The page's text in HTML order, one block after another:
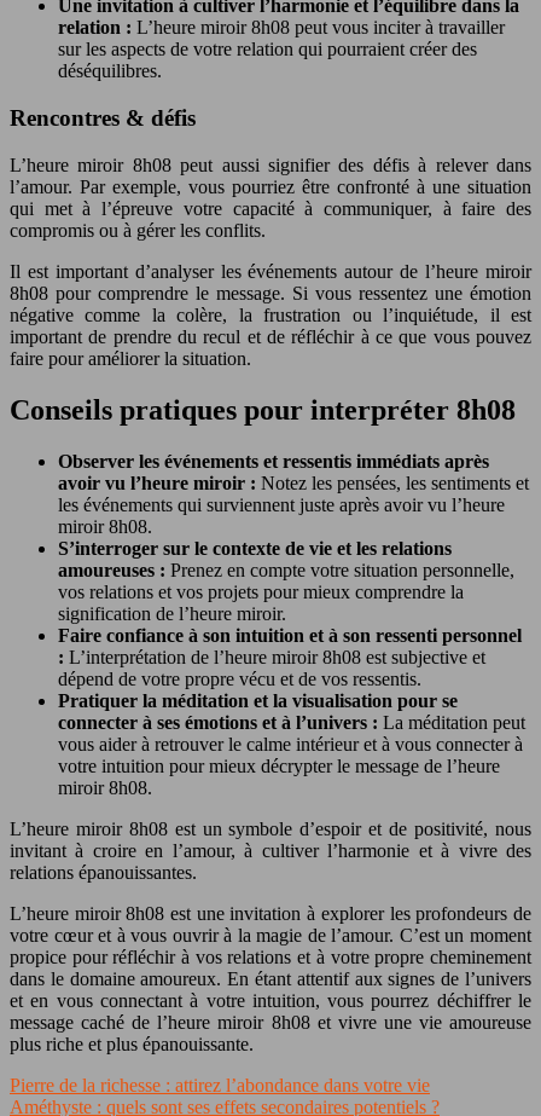
Une invitation à cultiver l’harmonie et l’équilibre dans la
relation : L’heure miroir 8h08 peut vous inciter à travailler
sur les aspects de votre relation qui pourraient créer des
déséquilibres.
Rencontres & défis
L’heure miroir 8h08 peut aussi signifier des défis à relever dans
l’amour. Par exemple, vous pourriez être confronté à une situation
qui met à l’épreuve votre capacité à communiquer, à faire des
compromis ou à gérer les conflits.
Il est important d’analyser les événements autour de l’heure miroir
8h08 pour comprendre le message. Si vous ressentez une émotion
négative comme la colère, la frustration ou l’inquiétude, il est
important de prendre du recul et de réfléchir à ce que vous pouvez
faire pour améliorer la situation.
Conseils pratiques pour interpréter 8h08
Observer les événements et ressentis immédiats après
avoir vu l’heure miroir : Notez les pensées, les sentiments et
les événements qui surviennent juste après avoir vu l’heure
miroir 8h08.
S’interroger sur le contexte de vie et les relations
amoureuses : Prenez en compte votre situation personnelle,
vos relations et vos projets pour mieux comprendre la
signification de l’heure miroir.
Faire confiance à son intuition et à son ressenti personnel
: L’interprétation de l’heure miroir 8h08 est subjective et
dépend de votre propre vécu et de vos ressentis.
Pratiquer la méditation et la visualisation pour se
connecter à ses émotions et à l’univers : La méditation peut
vous aider à retrouver le calme intérieur et à vous connecter à
votre intuition pour mieux décrypter le message de l’heure
miroir 8h08.
L’heure miroir 8h08 est un symbole d’espoir et de positivité, nous
invitant à croire en l’amour, à cultiver l’harmonie et à vivre des
relations épanouissantes.
L’heure miroir 8h08 est une invitation à explorer les profondeurs de
votre cœur et à vous ouvrir à la magie de l’amour. C’est un moment
propice pour réfléchir à vos relations et à votre propre cheminement
dans le domaine amoureux. En étant attentif aux signes de l’univers
et en vous connectant à votre intuition, vous pourrez déchiffrer le
message caché de l’heure miroir 8h08 et vivre une vie amoureuse
plus riche et plus épanouissante.
Pierre de la richesse : attirez l’abondance dans votre vie
Améthyste : quels sont ses effets secondaires potentiels ?